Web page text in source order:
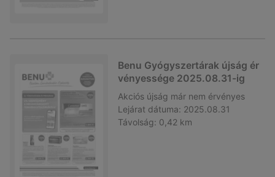
Benu Gyógyszertárak újság ér
vényessége 2025.08.31-ig
Akciós újság már nem érvényes
Lejárat dátuma: 2025.08.31
Távolság: 0,42 km